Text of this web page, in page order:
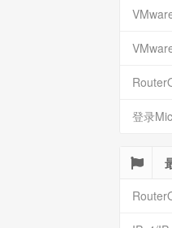
登录